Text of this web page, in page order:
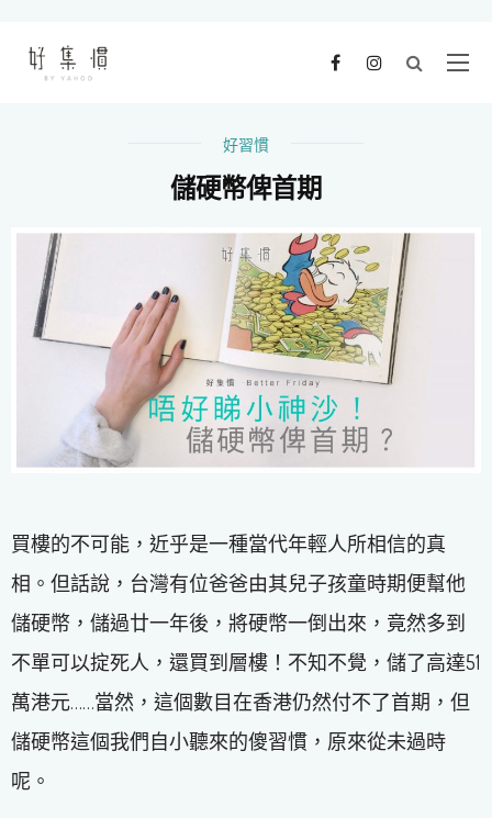
好習慣
儲硬幣俾首期
買樓的不可能，近乎是一種當代年輕人所相信的真
相。但話說，台灣有位爸爸由其兒子孩童時期便幫他
儲硬幣，儲過廿一年後，將硬幣一倒出來，竟然多到
不單可以掟死人，還買到層樓！不知不覺，儲了高達51
萬港元……當然，這個數目在香港仍然付不了首期，但
儲硬幣這個我們自小聽來的傻習慣，原來從未過時
呢。